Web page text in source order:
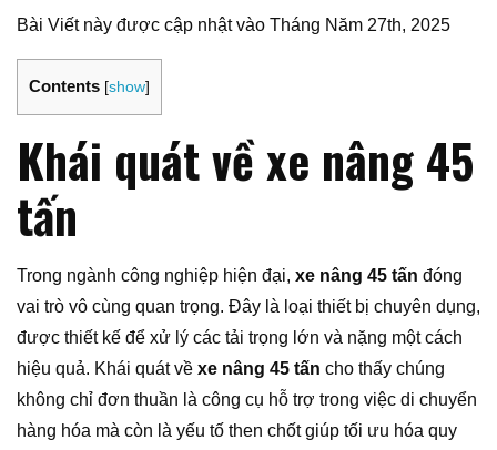
Bài Viết này được cập nhật vào Tháng Năm 27th, 2025
Contents [show]
Khái quát về xe nâng 45
tấn
Trong ngành công nghiệp hiện đại, xe nâng 45 tấn đóng
vai trò vô cùng quan trọng. Đây là loại thiết bị chuyên dụng,
được thiết kế để xử lý các tải trọng lớn và nặng một cách
hiệu quả. Khái quát về xe nâng 45 tấn cho thấy chúng
không chỉ đơn thuần là công cụ hỗ trợ trong việc di chuyển
hàng hóa mà còn là yếu tố then chốt giúp tối ưu hóa quy